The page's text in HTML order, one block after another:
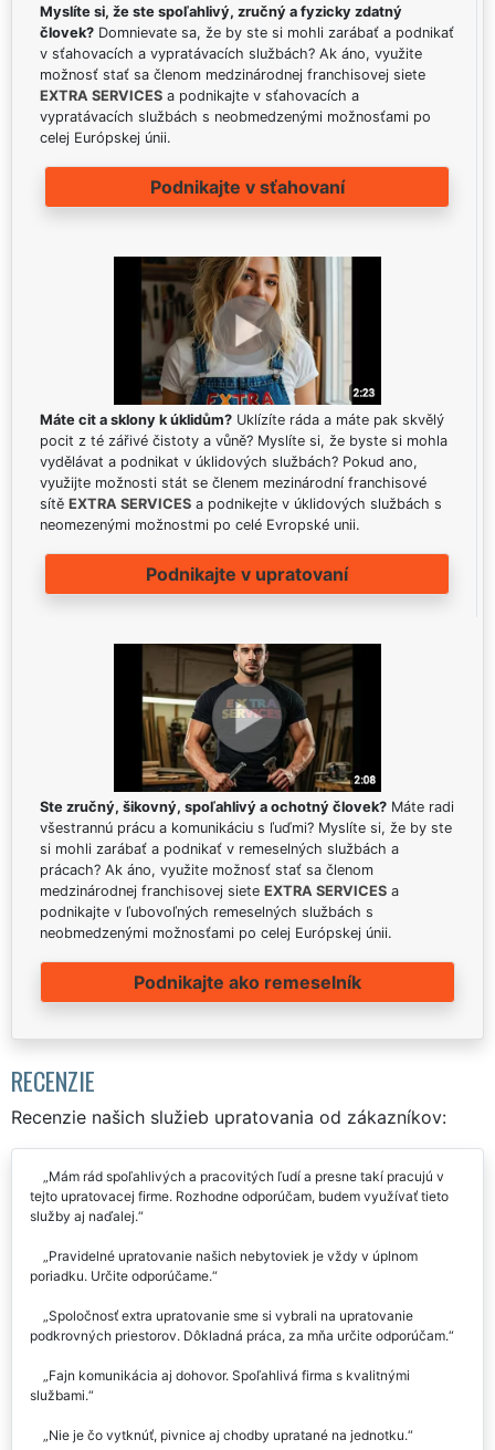
Myslíte si, že ste spoľahlivý, zručný a fyzicky zdatný
človek? Domnievate sa, že by ste si mohli zarábať a podnikať
v sťahovacích a vypratávacích službách? Ak áno, využite
možnosť stať sa členom medzinárodnej franchisovej siete
EXTRA SERVICES a podnikajte v sťahovacích a
vypratávacích službách s neobmedzenými možnosťami po
celej Európskej únii.
Podnikajte v sťahovaní
Máte cit a sklony k úklidům? Uklízíte ráda a máte pak skvělý
pocit z té zářivé čistoty a vůně? Myslíte si, že byste si mohla
vydělávat a podnikat v úklidových službách? Pokud ano,
využijte možnosti stát se členem mezinárodní franchisové
sítě EXTRA SERVICES a podnikejte v úklidových službách s
neomezenými možnostmi po celé Evropské unii.
Podnikajte v upratovaní
Ste zručný, šikovný, spoľahlivý a ochotný človek? Máte radi
všestrannú prácu a komunikáciu s ľuďmi? Myslíte si, že by ste
si mohli zarábať a podnikať v remeselných službách a
prácach? Ak áno, využite možnosť stať sa členom
medzinárodnej franchisovej siete EXTRA SERVICES a
podnikajte v ľubovoľných remeselných službách s
neobmedzenými možnosťami po celej Európskej únii.
Podnikajte ako remeselník
RECENZIE
Recenzie našich služieb upratovania od zákazníkov:
Mám rád spoľahlivých a pracovitých ľudí a presne takí pracujú v
tejto upratovacej firme. Rozhodne odporúčam, budem využívať tieto
služby aj naďalej.
Pravidelné upratovanie našich nebytoviek je vždy v úplnom
poriadku. Určite odporúčame.
Spoločnosť extra upratovanie sme si vybrali na upratovanie
podkrovných priestorov. Dôkladná práca, za mňa určite odporúčam.
Fajn komunikácia aj dohovor. Spoľahlivá firma s kvalitnými
službami.
Nie je čo vytknúť, pivnice aj chodby upratané na jednotku.